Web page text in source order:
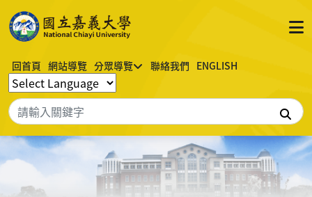
回首頁 網站導覽 分眾導覽 聯絡我們 ENGLISH
搜尋